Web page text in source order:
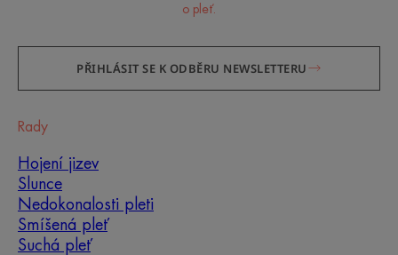
o pleť.
PŘIHLÁSIT SE K ODBĚRU NEWSLETTERU
Rady
Hojení jizev
Slunce
Nedokonalosti pleti
Smíšená pleť
Suchá pleť